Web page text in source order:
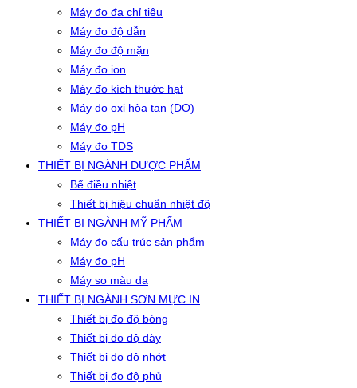
Máy đo đa chỉ tiêu
Máy đo độ dẫn
Máy đo độ mặn
Máy đo ion
Máy đo kích thước hạt
Máy đo oxi hòa tan (DO)
Máy đo pH
Máy đo TDS
THIẾT BỊ NGÀNH DƯỢC PHẨM
Bể điều nhiệt
Thiết bị hiệu chuẩn nhiệt độ
THIẾT BỊ NGÀNH MỸ PHẨM
Máy đo cấu trúc sản phẩm
Máy đo pH
Máy so màu da
THIẾT BỊ NGÀNH SƠN MỰC IN
Thiết bị đo độ bóng
Thiết bị đo độ dày
Thiết bị đo độ nhớt
Thiết bị đo độ phủ